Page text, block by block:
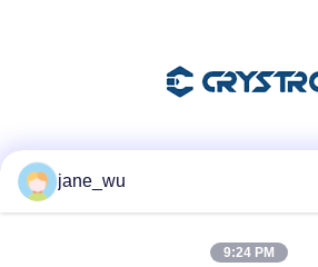
jane_wu
9:24 PM